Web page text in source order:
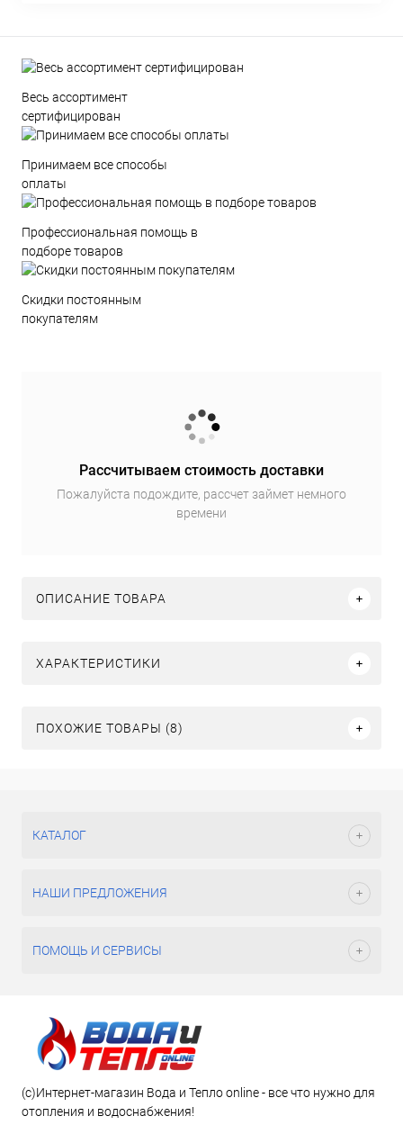
Весь ассортимент
сертифицирован
Принимаем все способы
оплаты
Профессиональная помощь в
подборе товаров
Скидки постоянным
покупателям
Рассчитываем стоимость доставки
Пожалуйста подождите, рассчет займет немного
времени
ОПИСАНИЕ ТОВАРА
ХАРАКТЕРИСТИКИ
ПОХОЖИЕ ТОВАРЫ (8)
КАТАЛОГ
НАШИ ПРЕДЛОЖЕНИЯ
ПОМОЩЬ И СЕРВИСЫ
(c)Интернет-магазин Вода и Тепло online - все что нужно для
отопления и водоснабжения!